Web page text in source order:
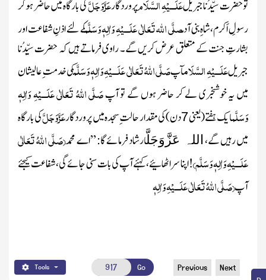
تو حضرت سیِّدُناجبریلعَلَـــیْہِ السَّلَامپروردگارعَزَّوَجَلَّکی بارگاہ میں حاضر ہو کر
رسولِ اَکرم،شاہ ِبنی آدمصلَّی اللہ تَعَالٰی عَلَـــیْہِ وَاٰلِہٖ وَسَلَّمکے لئے اذنِ شفاعت اور
بشارتِ جنت کے متعلق عرض کریں گے۔ راوی فرماتے ہیں کہ حضرت سیِّدُنا
جبریلعَلَـــیْہِ السَّلَامآپصَلَّی اللہُ تَعَالٰی عَلَـــیْہِ وَاٰلِہٖ وَسَلَّمکی خدمت ِ عالیشان
میں یہ خوشخبری لے کر حاضر ہوں گے تو آپصَلَّی اللہُ تَعَالٰی عَلَـــیْہِ وَاٰلِہٖ
وَسَلَّمایک ہفتے(یعنی7دن)کی مقدار حالت ِ سجدہ میں پروردگارعَزَّوَجَلَّکی بارگاہ
میں رہیں گے، اللہ عَزَّوَجَلَّارشاد فرمائے گا: ’’اے محمد(صَلَّی اللہُ تَعَالٰی
عَلَـــیْہِ وَاٰلِہٖ وَسَلَّم)! اپنا سر اٹھائیے ،کہئے آپ کی بات سنی جائے گی، شفاعت کیجئے
آپ(صَلَّی اللہُ تَعَالٰی عَلَـــیْہِ وَاٰلِہٖ
Tools Go Previous Next